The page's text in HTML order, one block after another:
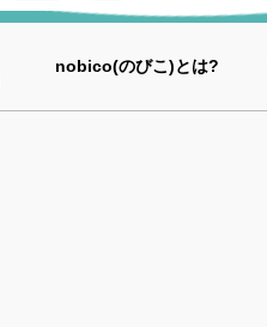
nobico(のびこ)とは?